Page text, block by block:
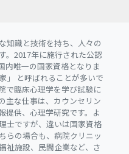
知識と技術を持ち、人々の
。2017年に施行された公認
内唯一の国家資格となりま
」 と呼ばれることが多いで
で臨床心理学を学び試験に
主な仕事は、カウンセリン
提供、心理学研究です。よ
士ですが、違いは国家資格
らの場合も、病院クリニッ
祉施設、民間企業など、さ